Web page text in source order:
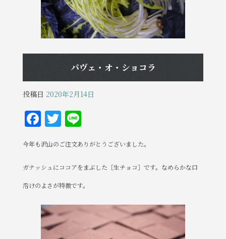
パヴェ・オ・ショコラ
投稿日 2020年2月14日
F
a
c
e
b
o
o
k
T
w
it
te
r
Li
e
今年も沢山のご注文ありがとうございました。
ガナッシュにココアをまぶした［生チョコ］です。なめらかな口
溶けのよさが特徴です。